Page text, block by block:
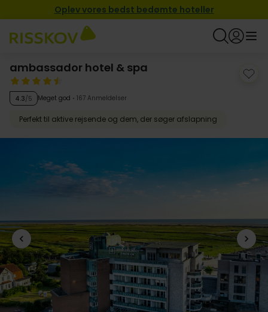
Oplev vores bedst bedømte hoteller
ambassador hotel & spa
4.3/5 Meget god 167 Anmeldelser
Perfekt til aktive rejsende og dem, der søger afslapning